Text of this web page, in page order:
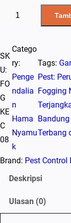
n
t
i
t
a
s
J
s
SK
U:
FO
G
KE
C
08
Catego
ry:
Penge
ndalia
n
Hama
Nyamu
k
Tags:
Pest:
Fogging
Terbang
Brand: Pest Control
Deskripsi
Ulasan (0)